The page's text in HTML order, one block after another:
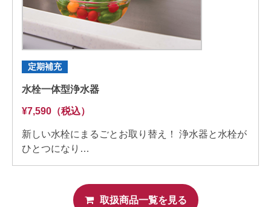
定期補充
水栓一体型浄水器
¥7,590（税込）
新しい水栓にまるごとお取り替え！ 浄水器と水栓が
ひとつになり…
取扱商品一覧を見る